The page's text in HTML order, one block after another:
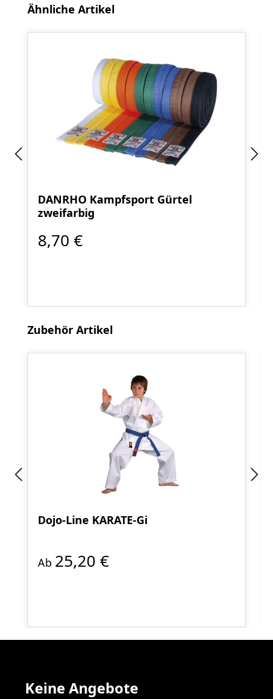
Produktgalerie überspringen
Ähnliche Artikel
DANRHO Kampfsport Gürtel
zweifarbig
8,70 €
Produktgalerie überspringen
Zubehör Artikel
Dojo-Line KARATE-Gi
Ab 25,20 €
Keine Angebote